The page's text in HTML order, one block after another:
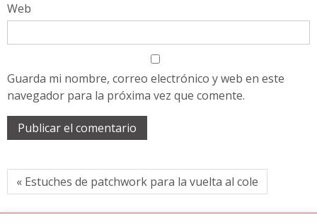
Web
Guarda mi nombre, correo electrónico y web en este
navegador para la próxima vez que comente.
« Estuches de patchwork para la vuelta al cole